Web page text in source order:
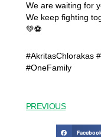
We are waiting for
We keep fighting
💚⚽
#AkritasChlorakas
#OneFamily
PREVIOUS